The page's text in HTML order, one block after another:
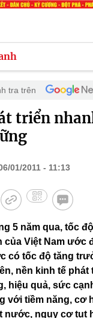
tra trên
triển
01/2011 - 11:13
5 năm qua, tốc
của Việt Nam ước
có tốc độ tăng
nền kinh tế phát
hiệu quả, sức
với tiềm năng, cơ
nước, nguy cơ tụt